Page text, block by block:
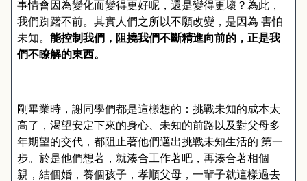
事情會因為變化而變得更好呢，還是變得更壞？為此，
我們踟躇不前。其實人們之所以不願改變，是因為 害怕
未知。 能控制我們，阻撓我們不斷精進向前的，正是我
們不瞭解的東西。
剛畢業時，謝同學們都是這樣想的：挑戰未知的成本太
高了，渴望安定下來的身心、未知的前路以及對父母多
年期望的交代，都阻止著他們邁出挑戰未知生活的 第一
步。於是他們想著，就湊合工作著吧，再湊合著相個
親，結個婚，養個孩子，孝順父母，一輩子就這樣過去